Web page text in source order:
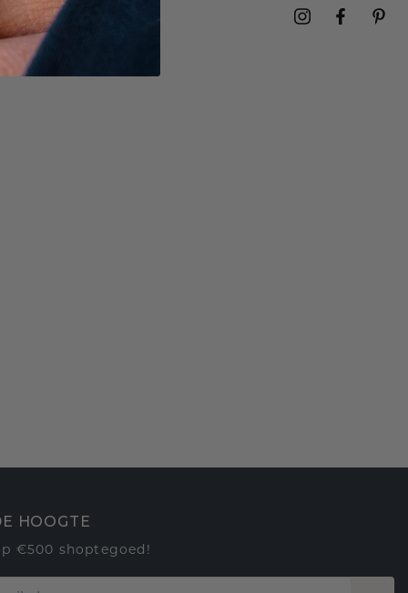
HOOGTE
€500 shoptegoed!